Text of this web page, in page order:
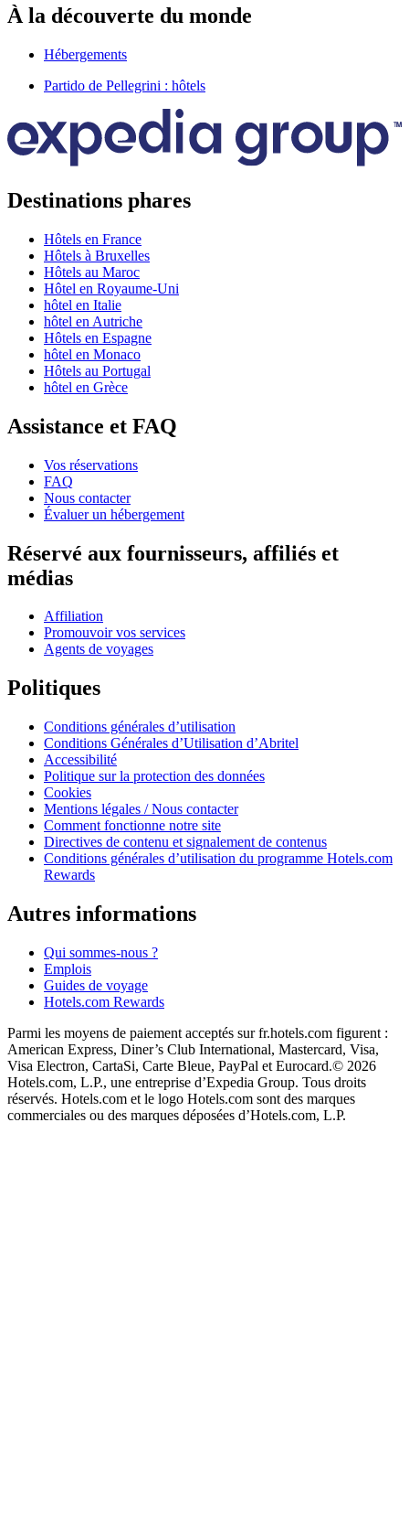
À la découverte du monde
Hébergements
Partido de Pellegrini : hôtels
Destinations phares
Hôtels en France
Hôtels à Bruxelles
Hôtels au Maroc
Hôtel en Royaume-Uni
hôtel en Italie
hôtel en Autriche
Hôtels en Espagne
hôtel en Monaco
Hôtels au Portugal
hôtel en Grèce
Assistance et FAQ
Vos réservations
FAQ
Nous contacter
Évaluer un hébergement
Réservé aux fournisseurs, affiliés et
médias
Affiliation
Promouvoir vos services
Agents de voyages
Politiques
Conditions générales d’utilisation
Conditions Générales d’Utilisation d’Abritel
Accessibilité
Politique sur la protection des données
Cookies
Mentions légales / Nous contacter
Comment fonctionne notre site
Directives de contenu et signalement de contenus
Conditions générales d’utilisation du programme Hotels.com
Rewards
Autres informations
Qui sommes-nous ?
Emplois
Guides de voyage
Hotels.com Rewards
Parmi les moyens de paiement acceptés sur fr.hotels.com figurent :
American Express, Diner’s Club International, Mastercard, Visa,
Visa Electron, CartaSi, Carte Bleue, PayPal et Eurocard.© 2026
Hotels.com, L.P., une entreprise d’Expedia Group. Tous droits
réservés. Hotels.com et le logo Hotels.com sont des marques
commerciales ou des marques déposées d’Hotels.com, L.P.